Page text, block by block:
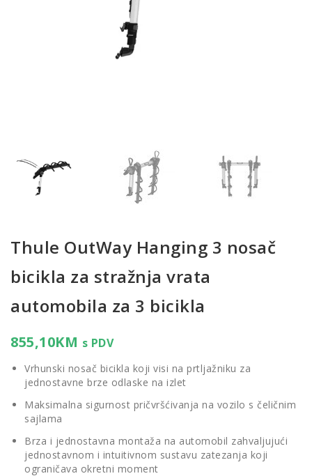
Thule OutWay Hanging 3 nosač
bicikla za stražnja vrata
automobila za 3 bicikla
855,10KM s PDV
Vrhunski nosač bicikla koji visi na prtljažniku za
jednostavne brze odlaske na izlet
Maksimalna sigurnost pričvršćivanja na vozilo s čeličnim
sajlama
Brza i jednostavna montaža na automobil zahvaljujući
jednostavnom i intuitivnom sustavu zatezanja koji
ograničava okretni moment